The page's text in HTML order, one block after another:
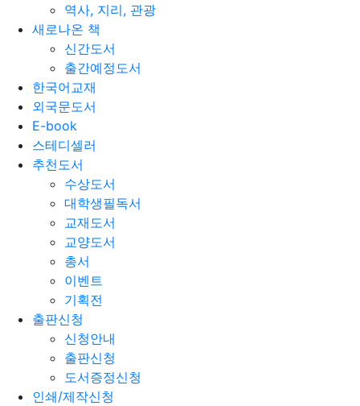
역사, 지리, 관광
새로나온 책
신간도서
출간예정도서
한국어교재
외국문도서
E-book
스테디셀러
추천도서
수상도서
대학생필독서
교재도서
교양도서
총서
이벤트
기획전
출판신청
신청안내
출판신청
도서증정신청
인쇄/제작신청